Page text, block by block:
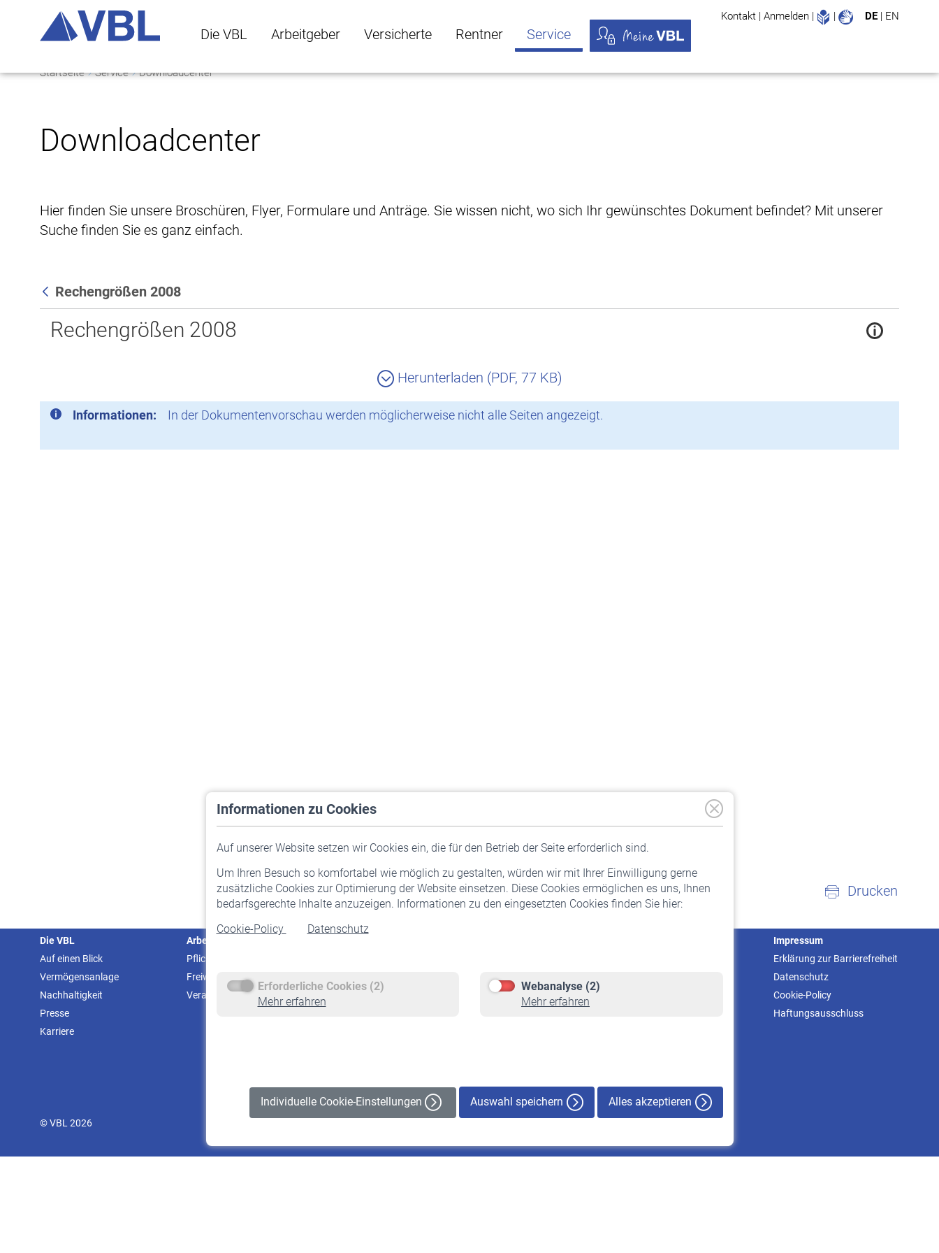
Die VBL Arbeitgeber Versicherte Rentner Service
Kontakt | Anmelden | Leichte Sprache
| DE | EN
Startseite Service Downloadcenter
Downloadcenter
Hier finden Sie unsere Broschüren, Flyer, Formulare und Anträge. Sie wissen nicht, wo sich Ihr gewünschtes Dokument befindet? Mit unserer
Suche finden Sie es ganz einfach.
Zurück
Rechengrößen 2008
Rechengrößen 2008
Herunterladen (PDF, 77 KB)
Informationen: In der Dokumentenvorschau werden möglicherweise nicht alle Seiten angezeigt.
Informationen zu Cookies
Auf unserer Website setzen wir Cookies ein, die für den Betrieb der Seite erforderlich sind.
Um Ihren Besuch so komfortabel wie möglich zu gestalten, würden wir mit Ihrer Einwilligung gerne
zusätzliche Cookies zur Optimierung der Website einsetzen. Diese Cookies ermöglichen es uns, Ihnen
bedarfsgerechte Inhalte anzuzeigen. Informationen zu den eingesetzten Cookies finden Sie hier:
Cookie-Policy
Datenschutz
Erforderliche Cookies (2)
Mehr erfahren
Webanalyse (2)
Mehr erfahren
Individuelle Cookie-Einstellungen Auswahl speichern Alles akzeptieren
Drucken
Die VBL
Auf einen Blick
Vermögensanlage
Nachhaltigkeit
Presse
Karriere
Arbeitgeber
Pflichtversicherung
Freiwillige Versicherung
Veranstaltungen
Staatliche Förderung
Rente beantragen
Rentenauszahlung
Impressum
Erklärung zur Barrierefreiheit
Datenschutz
Cookie-Policy
Haftungsausschluss
© VBL 2026